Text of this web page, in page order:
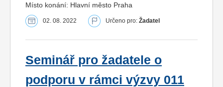
Místo konání: Hlavní město Praha
02. 08. 2022 Určeno pro: Žadatel
Seminář pro žadatele o
podporu v rámci výzvy 011